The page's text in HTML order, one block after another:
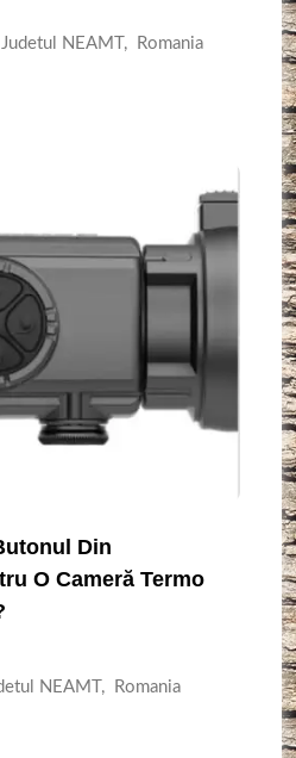
Judetul NEAMT , Romania
Din
O Cameră Termo
NEAMT, Romania